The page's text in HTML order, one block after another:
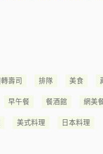
壽司 排隊 美食
早午餐 餐酒館 網美
美式料理 日本料理